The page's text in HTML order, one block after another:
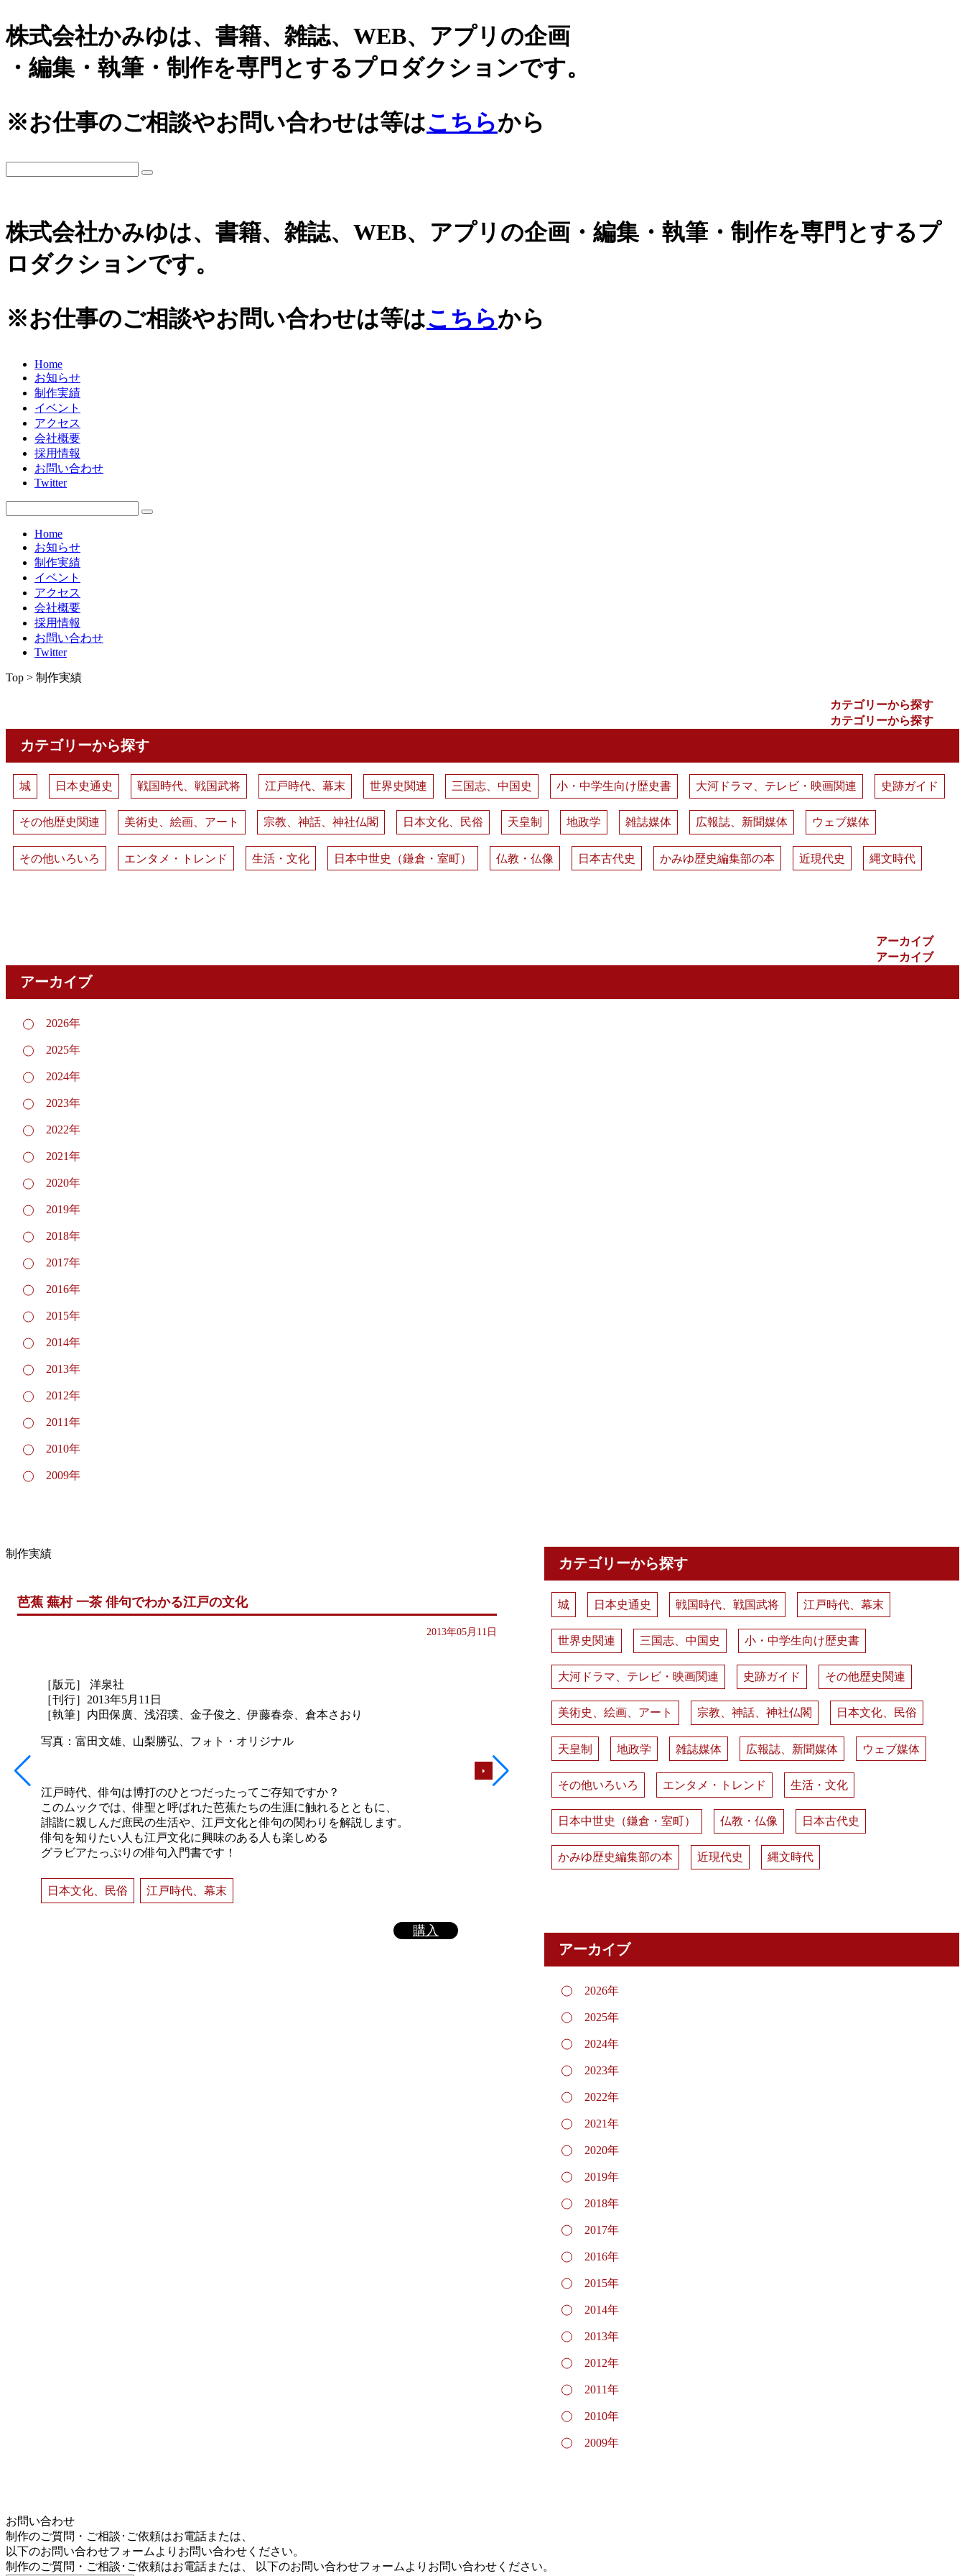
株式会社かみゆは、書籍、雑誌、WEB、アプリの企画
・編集・執筆・制作を専門とするプロダクションです。
※お仕事のご相談やお問い合わせは等はこちらから
株式会社かみゆは、書籍、雑誌、WEB、アプリの企画・編集・執筆・制作を専門とするプ
ロダクションです。
※お仕事のご相談やお問い合わせは等はこちらから
Home
お知らせ
制作実績
イベント
アクセス
会社概要
採用情報
お問い合わせ
Twitter
Home
お知らせ
制作実績
イベント
アクセス
会社概要
採用情報
お問い合わせ
Twitter
Top > 制作実績
カテゴリーから探す
カテゴリーから探す
カテゴリーから探す
城 日本史通史 戦国時代、戦国武将 江戸時代、幕末 世界史関連 三国志、中国史 小・中学生向け歴史書 大河ドラマ、テレビ・映画関連 史跡ガイド
その他歴史関連 美術史、絵画、アート 宗教、神話、神社仏閣 日本文化、民俗 天皇制 地政学 雑誌媒体 広報誌、新聞媒体 ウェブ媒体
その他いろいろ エンタメ・トレンド 生活・文化 日本中世史（鎌倉・室町） 仏教・仏像 日本古代史 かみゆ歴史編集部の本 近現代史 縄文時代
アーカイブ
アーカイブ
アーカイブ
2026年
2025年
2024年
2023年
2022年
2021年
2020年
2019年
2018年
2017年
2016年
2015年
2014年
2013年
2012年
2011年
2010年
2009年
制作実績
芭蕉 蕪村 一茶 俳句でわかる江戸の文化
2013年05月11日
［版元］ 洋泉社
［刊行］2013年5月11日
［執筆］内田保廣、浅沼璞、金子俊之、伊藤春奈、倉本さおり
写真：富田文雄、山梨勝弘、フォト・オリジナル
江戸時代、俳句は博打のひとつだったってご存知ですか？
このムックでは、俳聖と呼ばれた芭蕉たちの生涯に触れるとともに、
誹諧に親しんだ庶民の生活や、江戸文化と俳句の関わりを解説します。
俳句を知りたい人も江戸文化に興味のある人も楽しめる
グラビアたっぷりの俳句入門書です！
日本文化、民俗 江戸時代、幕末
購入
カテゴリーから探す
城 日本史通史 戦国時代、戦国武将 江戸時代、幕末
世界史関連 三国志、中国史 小・中学生向け歴史書
大河ドラマ、テレビ・映画関連 史跡ガイド その他歴史関連
美術史、絵画、アート 宗教、神話、神社仏閣 日本文化、民俗
天皇制 地政学 雑誌媒体 広報誌、新聞媒体 ウェブ媒体
その他いろいろ エンタメ・トレンド 生活・文化
日本中世史（鎌倉・室町） 仏教・仏像 日本古代史
かみゆ歴史編集部の本 近現代史 縄文時代
アーカイブ
2026年
2025年
2024年
2023年
2022年
2021年
2020年
2019年
2018年
2017年
2016年
2015年
2014年
2013年
2012年
2011年
2010年
2009年
お問い合わせ
制作のご質問・ご相談･ご依頼はお電話または、
以下のお問い合わせフォームよりお問い合わせください。
制作のご質問・ご相談･ご依頼はお電話または、 以下のお問い合わせフォームよりお問い合わせください。